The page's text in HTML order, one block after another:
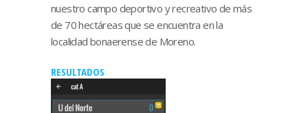
nuestro campo deportivo y recreativo de más
de 70 hectáreas que se encuentra en la
localidad bonaerense de Moreno.
RESULTADOS